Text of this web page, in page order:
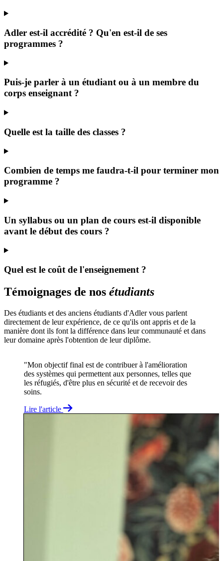
Adler est-il accrédité ? Qu'en est-il de ses
programmes ?
Puis-je parler à un étudiant ou à un membre du
corps enseignant ?
Quelle est la taille des classes ?
Combien de temps me faudra-t-il pour terminer mon
programme ?
Un syllabus ou un plan de cours est-il disponible
avant le début des cours ?
Quel est le coût de l'enseignement ?
Témoignages de nos étudiants
Des étudiants et des anciens étudiants d'Adler vous parlent
directement de leur expérience, de ce qu'ils ont appris et de la
manière dont ils font la différence dans leur communauté et dans
leur domaine après l'obtention de leur diplôme.
"Mon objectif final est de contribuer à l'amélioration
des systèmes qui permettent aux personnes, telles que
les réfugiés, d'être plus en sécurité et de recevoir des
soins.
Lire l'article